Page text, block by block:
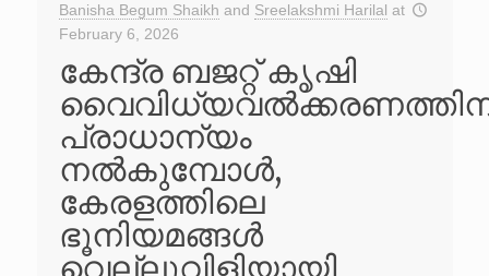
Banisha Begum Shaikh and Sreelakshmi Harilal at
February 6, 2026
കേന്ദ്ര ബജറ്റ് കൃഷി
പ്രാധാന്യം
നൽകുമ്പോൾ,
കേരളത്തിലെ
ഭൂനിയമങ്ങൾ
വെല്ലുവിളിയായി